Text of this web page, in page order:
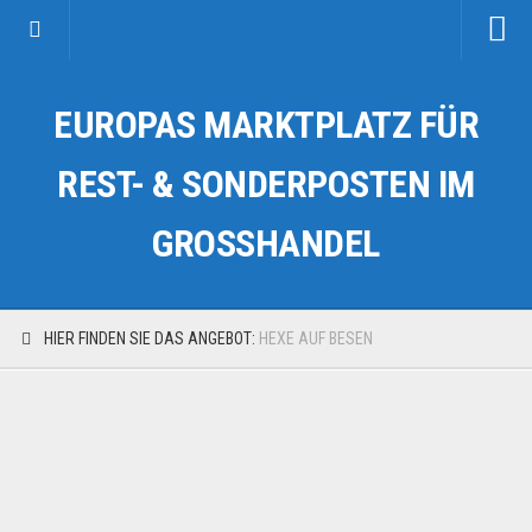
Kategorien
Auto & Motorrad
Fahrzeuge & Transport
EUROPAS MARKTPLATZ FÜR
REST- & SONDERPOSTEN IM
GROSSHANDEL
HIER FINDEN SIE DAS ANGEBOT: HEXE AUF BESEN